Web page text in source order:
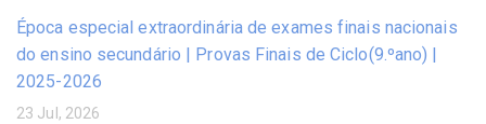
Época especial extraordinária de exames finais nacionais
do ensino secundário | Provas Finais de Ciclo(9.ºano) |
2025-2026
23 Jul, 2026